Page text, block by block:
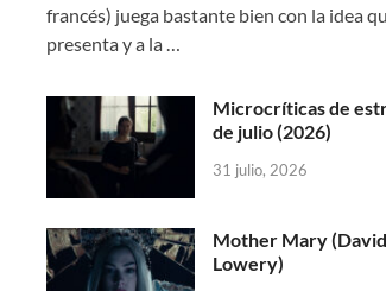
francés) juega bastante bien con la idea
presenta y a la …
Microcríticas de
de julio (2026)
31 julio, 2026
Mother Mary (David
Lowery)